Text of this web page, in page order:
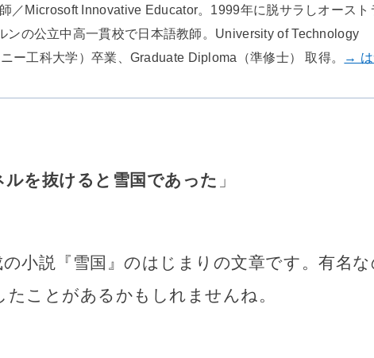
／Microsoft Innovative Educator。1999年に脱サラしオースト
ンの公立中高一貫校で日本語教師。University of Technology
ー工科大学）卒業、Graduate Diploma（準修士） 取得。
→ は
ルを抜けると雪国であった 」
の小説『 雪国 』のはじまりの文章です。有名な
たことがあるかもしれませんね。